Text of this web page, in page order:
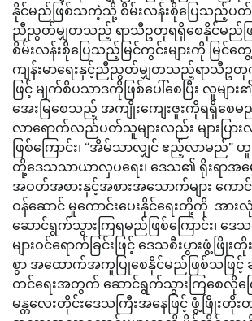
နိုင်မည်ဖြစ်သကဲ့သို့ စိမ်းလန်းစိုပြေသည့်ပတ်
ညီညွတ်မျှတသည့် ရာသီဥတုရရှိစေနိုင်မည်ဖြစ်
စိမ်းလန်းစိုပြေသည့်မြင်ကွင်းများကို မြင်တွေ့
ကျန်းမာရေးနှင့်ညီညွတ်မျှတသည့်ရာသီဥတု
ဖြင့် မျက်စိပသာဒကိုဖြစ်ပေါ်စေပြီး လူမျ
အေးမြစေသည့် အကျိုးကျေးဇူးကိုရရှိစေ
လာရောက်လည်ပတ်သူများလည်း များပြာ
ဖြစ်ကြောင်း၊ “အိမ်သာလျှင် ဧည့်လာမည်
တို့ဒေသသာယာလှပရေး၊ ဒေသ၏ ရိုးရာအမွေ
အဝတ်အစားနှင့်အစားအသောက်များ ကောင်း
ဝန်ဆောင် မှုကောင်းပေးနိုင်ရေးတို့ကို အားလုံ
ဆောင်ရွက်သွားကြရမည်ဖြစ်ကြောင်း၊ ဒေ
များဝင်ရောက်ခြင်းဖြင့် ဒေသစီးပွားဖွံ့ဖြိုး
စွာ အထောက်အကူပြုစေနိုင်မည်ဖြစ်သဖြင့်
တင်ရေးအတွက် ဆောင်ရွက်သွားကြစေလိုကြေ
မန္တလေးတိုင်းဒေသကြီးအနေဖြင့် ဖွံ့ဖြိုးတို